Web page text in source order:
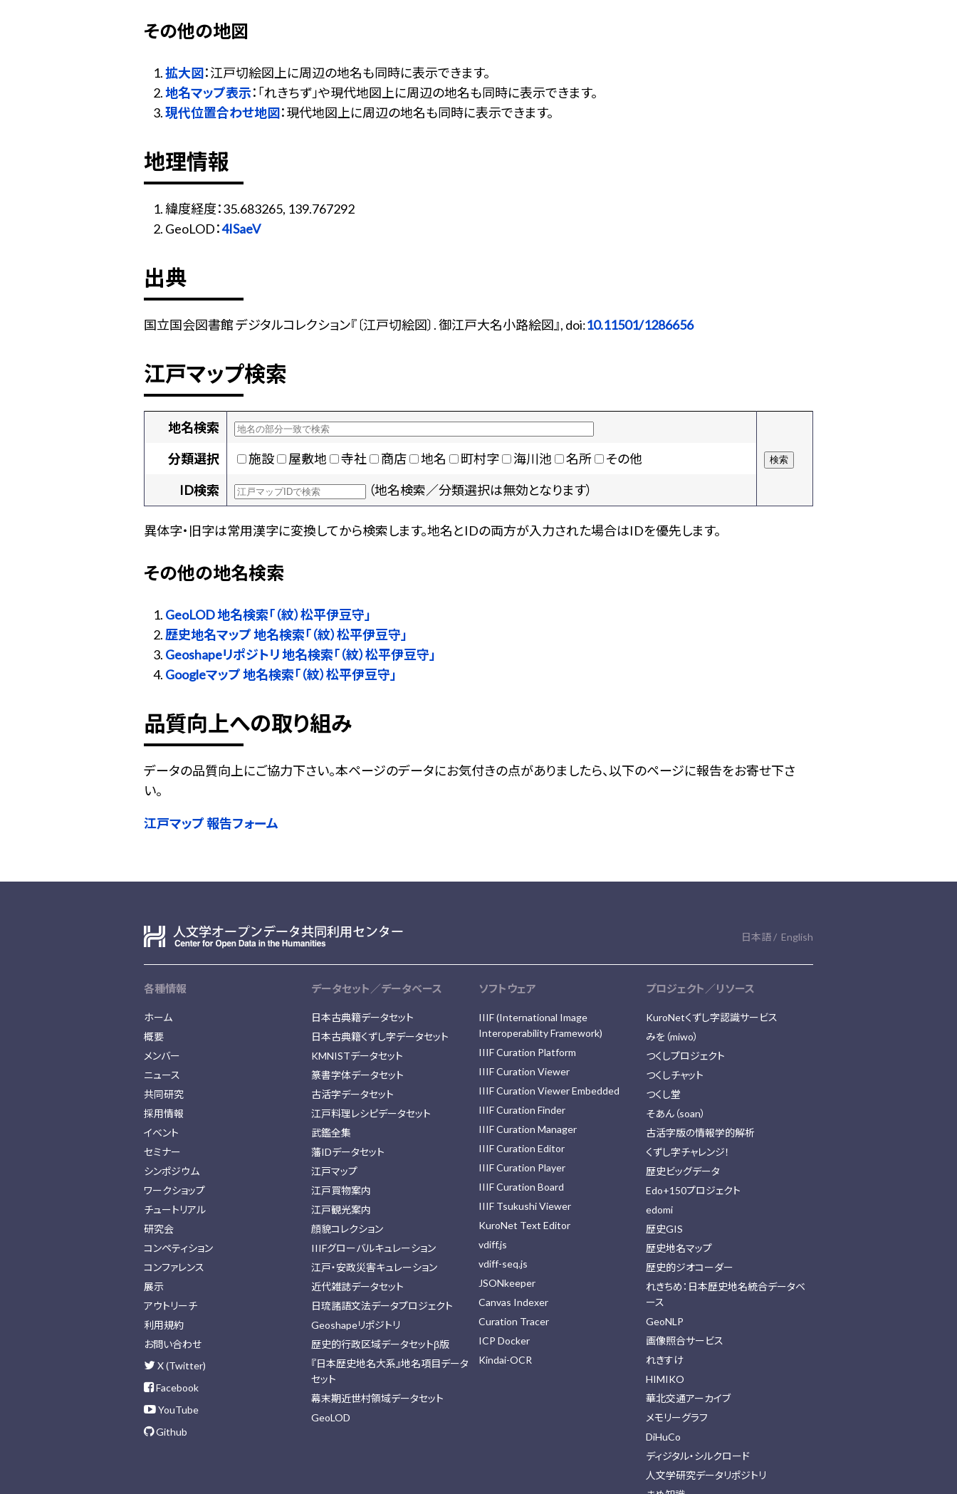
その他の地図
拡大図：江戸切絵図上に周辺の地名も同時に表示できます。
地名マップ表示：「れきちず」や現代地図上に周辺の地名も同時に表示できます。
現代位置合わせ地図：現代地図上に周辺の地名も同時に表示できます。
地理情報
緯度経度：35.683265, 139.767292
GeoLOD：4ISaeV
出典
国立国会図書館 デジタルコレクション『〔江戸切絵図〕. 御江戸大名小路絵図』, doi:10.11501/1286656
江戸マップ検索
地名検索
分類選択
施設 屋敷地 寺社 商店 地名 町村字 海川池 名所
その他
ID検索
（地名検索／分類選択は無効となります）
異体字・旧字は常用漢字に変換してから検索します。地名とIDの両方が入力された場合はIDを優先します。
その他の地名検索
GeoLOD 地名検索「（紋）松平伊豆守」
歴史地名マップ 地名検索「（紋）松平伊豆守」
Geoshapeリポジトリ 地名検索「（紋）松平伊豆守」
Googleマップ 地名検索「（紋）松平伊豆守」
品質向上への取り組み
データの品質向上にご協力下さい。本ページのデータにお気付きの点がありましたら、以下のページに報告をお寄せ下さ
い。
江戸マップ 報告フォーム
日本語 English
各種情報
ホーム
概要
メンバー
ニュース
共同研究
採用情報
イベント
セミナー
シンポジウム
ワークショップ
チュートリアル
研究会
コンペティション
コンファレンス
展示
アウトリーチ
利用規約
お問い合わせ
X (Twitter)
Facebook
YouTube
Github
データセット／データベース
日本古典籍データセット
日本古典籍くずし字データセット
KMNISTデータセット
篆書字体データセット
古活字データセット
江戸料理レシピデータセット
武鑑全集
藩IDデータセット
江戸マップ
江戸買物案内
江戸観光案内
顔貌コレクション
IIIFグローバルキュレーション
江戸・安政災害キュレーション
近代雑誌データセット
日琉諸語文法データプロジェクト
Geoshapeリポジトリ
歴史的行政区域データセットβ版
『日本歴史地名大系』地名項目データ
セット
幕末期近世村領域データセット
GeoLOD
ソフトウェア
IIIF (International Image
Interoperability Framework)
IIIF Curation Platform
IIIF Curation Viewer
IIIF Curation Viewer Embedded
IIIF Curation Finder
IIIF Curation Manager
IIIF Curation Editor
IIIF Curation Player
IIIF Curation Board
IIIF Tsukushi Viewer
KuroNet Text Editor
vdiff.js
vdiff-seq.js
JSONkeeper
Canvas Indexer
Curation Tracer
ICP Docker
Kindai-OCR
プロジェクト／リソース
KuroNetくずし字認識サービス
みを（miwo）
つくしプロジェクト
つくしチャット
つくし堂
そあん（soan）
古活字版の情報学的解析
くずし字チャレンジ！
歴史ビッグデータ
Edo+150プロジェクト
edomi
歴史GIS
歴史地名マップ
歴史的ジオコーダー
れきちめ：日本歴史地名統合データベ
ース
GeoNLP
画像照合サービス
れきすけ
HIMIKO
華北交通アーカイブ
メモリーグラフ
DiHuCo
ディジタル・シルクロード
人文学研究データリポジトリ